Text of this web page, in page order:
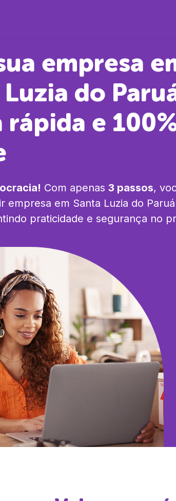
empresa
do
e
Com apenas 3 passos,
empresa em Santa Luzia do Paruá
praticidade e segurança no